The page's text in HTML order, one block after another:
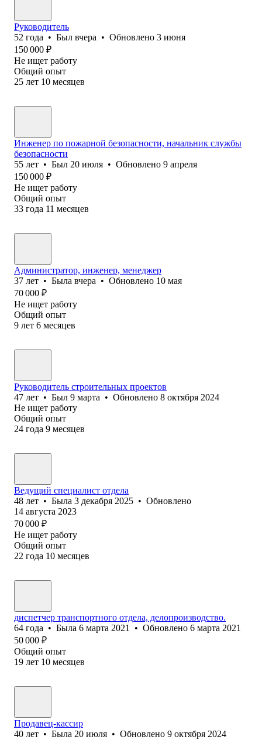
Руководитель
52 года • Был вчера • Обновлено 3 июня
150 000 ₽
Не ищет работу
Общий опыт
25 лет 10 месяцев
Инженер по пожарной безопасности, начальник службы
безопасности
55 лет • Был 20 июля • Обновлено 9 апреля
150 000 ₽
Не ищет работу
Общий опыт
33 года 11 месяцев
Администратор, инженер, менеджер
37 лет • Была вчера • Обновлено 10 мая
70 000 ₽
Не ищет работу
Общий опыт
9 лет 6 месяцев
Руководитель строительных проектов
47 лет • Был 9 марта • Обновлено 8 октября 2024
Не ищет работу
Общий опыт
24 года 9 месяцев
Ведущий специалист отдела
48 лет • Была 3 декабря 2025 • Обновлено
14 августа 2023
70 000 ₽
Не ищет работу
Общий опыт
22 года 10 месяцев
диспетчер транспортного отдела, делопроизводство.
64 года • Была 6 марта 2021 • Обновлено 6 марта 2021
50 000 ₽
Общий опыт
19 лет 10 месяцев
Продавец-кассир
40 лет • Была 20 июля • Обновлено 9 октября 2024